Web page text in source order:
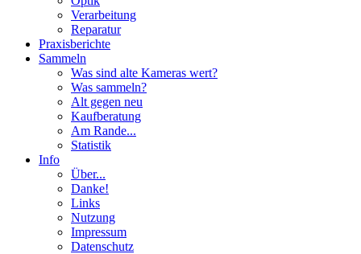
Verarbeitung
Reparatur
Praxisberichte
Sammeln
Was sind alte Kameras wert?
Was sammeln?
Alt gegen neu
Kaufberatung
Am Rande...
Statistik
Info
Über...
Danke!
Links
Nutzung
Impressum
Datenschutz